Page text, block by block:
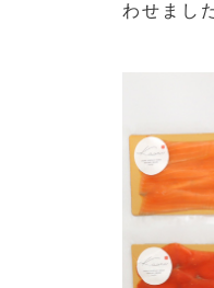
わせまし